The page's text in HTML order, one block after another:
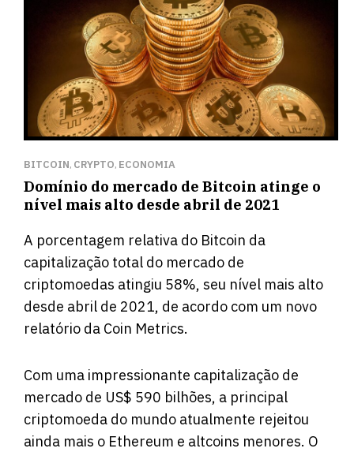
BITCOIN, CRYPTO, ECONOMIA
Domínio do mercado de Bitcoin atinge o
nível mais alto desde abril de 2021
A porcentagem relativa do Bitcoin da
capitalização total do mercado de
criptomoedas atingiu 58%, seu nível mais alto
desde abril de 2021, de acordo com um novo
relatório da Coin Metrics.
Com uma impressionante capitalização de
mercado de US$ 590 bilhões, a principal
criptomoeda do mundo atualmente rejeitou
ainda mais o Ethereum e altcoins menores. O